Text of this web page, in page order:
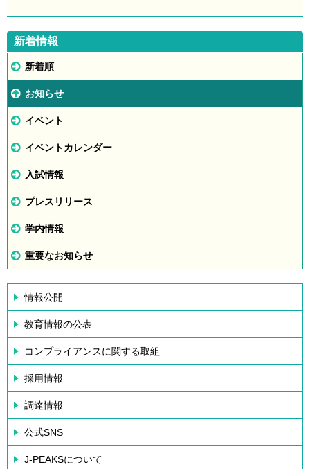
新着情報
新着順
お知らせ
イベント
イベントカレンダー
入試情報
プレスリリース
学内情報
重要なお知らせ
情報公開
教育情報の公表
コンプライアンスに関する取組
採用情報
調達情報
公式SNS
J-PEAKSについて